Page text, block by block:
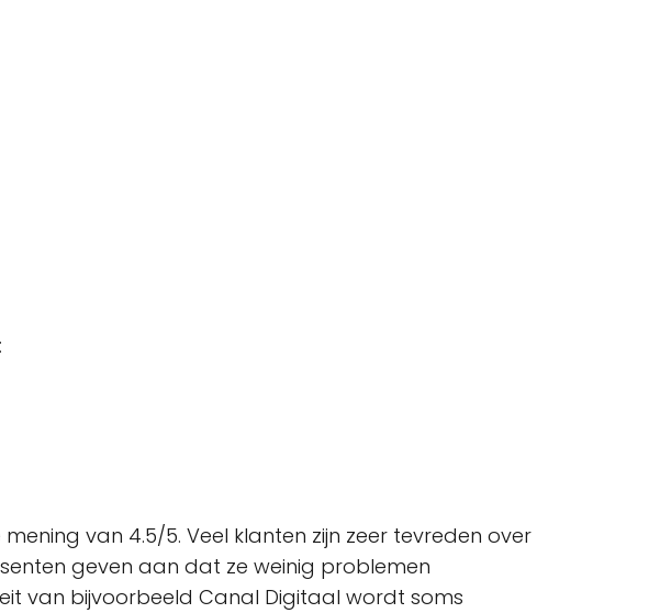
van 4.5/5. Veel klanten zijn zeer tevreden over
geven aan dat ze weinig problemen
van bijvoorbeeld Canal Digitaal wordt soms